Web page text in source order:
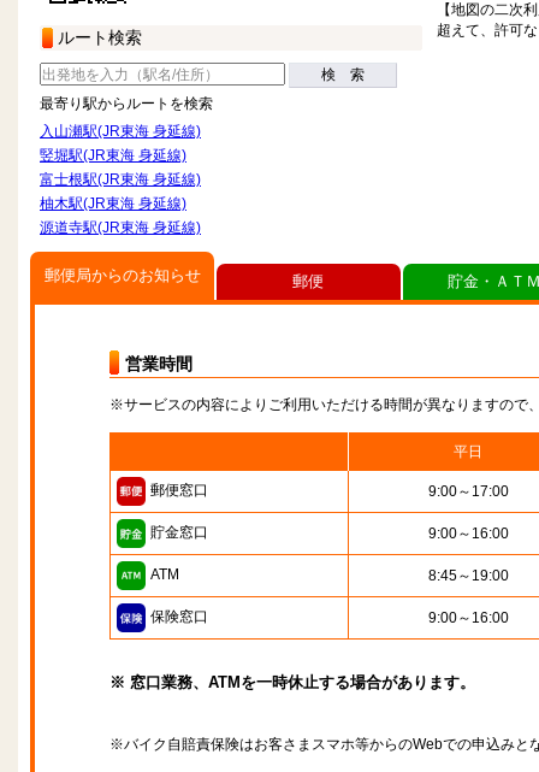
ルート検索
検 索
最寄り駅からルートを検索
入山瀬駅(JR東海 身延線)
竪堀駅(JR東海 身延線)
富士根駅(JR東海 身延線)
柚木駅(JR東海 身延線)
源道寺駅(JR東海 身延線)
【地図の二次
超えて、許可
郵便局からのお知らせ
営業時間
※サービスの内容によりご利用いただける時間が異なりますので
平日
郵便窓口 9:00～17:00
貯金窓口 9:00～16:00
ATM 8:45～19:00
保険窓口 9:00～16:00
※ 窓口業務、ATMを一時休止する場合があります。
※バイク自賠責保険はお客さまスマホ等からのWebでの申込みと
郵便 貯金・ＡＴ